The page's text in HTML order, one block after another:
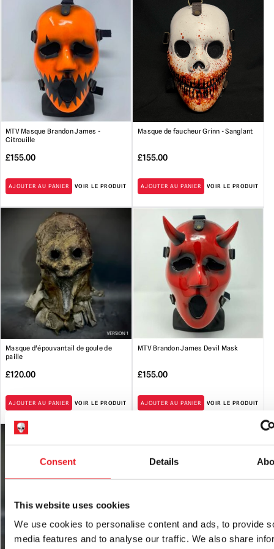
Consent Details
This website uses cookies
We use cookies to personalise content and ads, to provide
media features and to analyse our traffic. We also share
rares cas, peut provoquer une réaction allergique chez les
personnes sensibles au latex.
RETOURS
ne sera accepté que si le produit est en parfait état
et avec
Toutes les étiquettes attachées.
MTV Masque Brandon James -
Citrouille
£155.00
AJOUTER AU PANIER VOIR LE PRODUIT
Masque de faucheur Grinn - Sanglant
£155.00
AJOUTER AU PANIER VOIR LE PRODUIT
Masque d'épouvantail de goule de
paille
£120.00
AJOUTER AU PANIER VOIR LE PRODUIT
MTV Brandon James Devil Mask
£155.00
AJOUTER AU PANIER VOIR LE PRODUIT